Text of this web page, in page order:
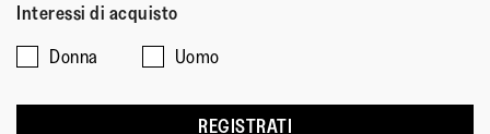
Interessi di acquisto
Donna
Uomo
REGISTRATI